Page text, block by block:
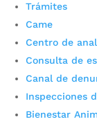
Trámites
Came
Centro de
Consulta de
Canal de
Inspecciones
Bienestar
Cupos
Consulta aqui